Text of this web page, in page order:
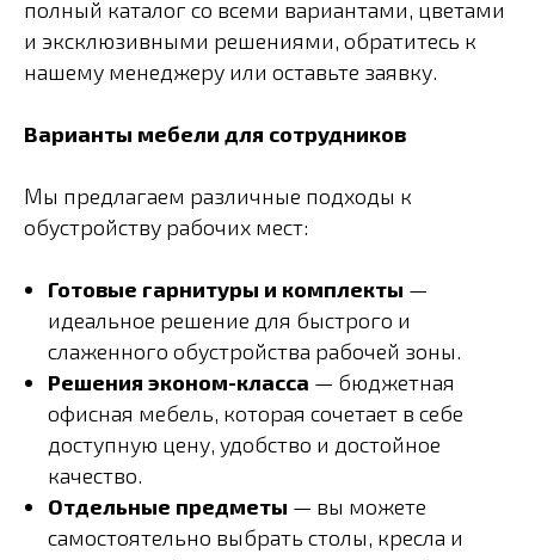
полный каталог со всеми вариантами, цветами
и эксклюзивными решениями, обратитесь к
нашему менеджеру или оставьте заявку.
Варианты мебели для сотрудников
Мы предлагаем различные подходы к
обустройству рабочих мест:
Готовые гарнитуры и комплекты —
идеальное решение для быстрого и
слаженного обустройства рабочей зоны.
Решения эконом-класса — бюджетная
офисная мебель, которая сочетает в себе
доступную цену, удобство и достойное
качество.
Отдельные предметы — вы можете
самостоятельно выбрать столы, кресла и